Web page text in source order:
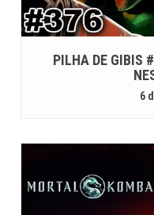
PILHA DE GIBIS
6